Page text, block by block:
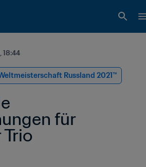
18:44
Russland 2021™
für